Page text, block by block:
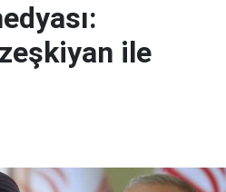
ile